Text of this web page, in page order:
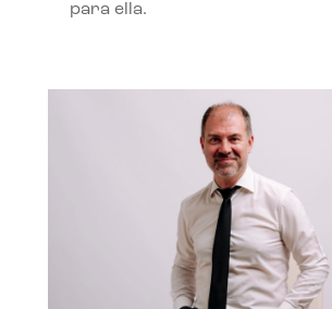
para ella.